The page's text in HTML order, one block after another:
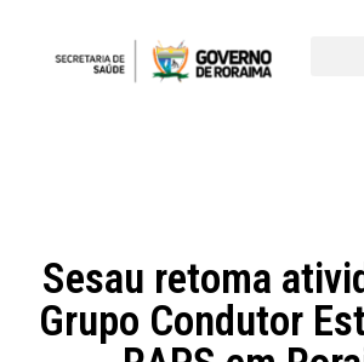
Sesau retoma
Grupo Condutor